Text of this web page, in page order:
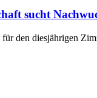
sucht
den diesjährigen